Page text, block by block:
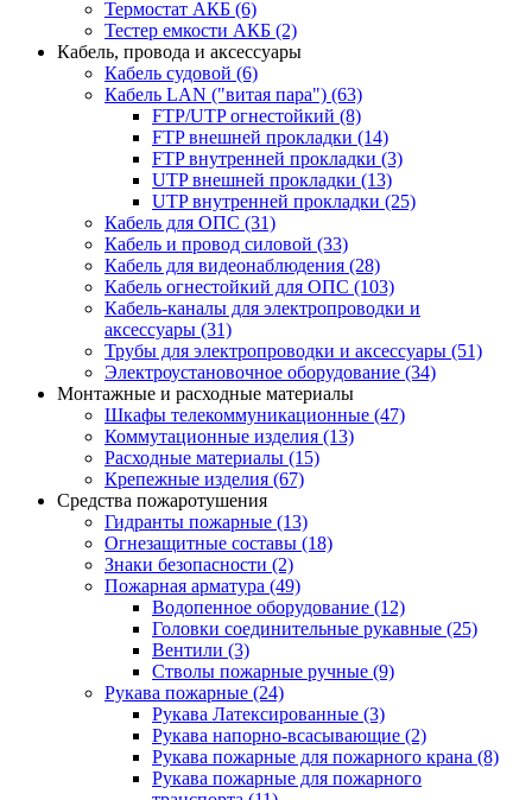
Термостат АКБ (6)
Тестер емкости АКБ (2)
Кабель, провода и аксессуары
Кабель судовой (6)
Кабель LAN ("витая пара") (63)
FTP/UTP огнестойкий (8)
FTP внешней прокладки (14)
FTP внутренней прокладки (3)
UTP внешней прокладки (13)
UTP внутренней прокладки (25)
Кабель для ОПС (31)
Кабель и провод силовой (33)
Кабель для видеонаблюдения (28)
Кабель огнестойкий для ОПС (103)
Кабель-каналы для электропроводки и
аксессуары (31)
Трубы для электропроводки и аксессуары (51)
Электроустановочное оборудование (34)
Монтажные и расходные материалы
Шкафы телекоммуникационные (47)
Коммутационные изделия (13)
Расходные материалы (15)
Крепежные изделия (67)
Средства пожаротушения
Гидранты пожарные (13)
Огнезащитные составы (18)
Знаки безопасности (2)
Пожарная арматура (49)
Водопенное оборудование (12)
Головки соединительные рукавные (25)
Вентили (3)
Стволы пожарные ручные (9)
Рукава пожарные (24)
Рукава Латексированные (3)
Рукава напорно-всасывающие (2)
Рукава пожарные для пожарного крана (8)
Рукава пожарные для пожарного